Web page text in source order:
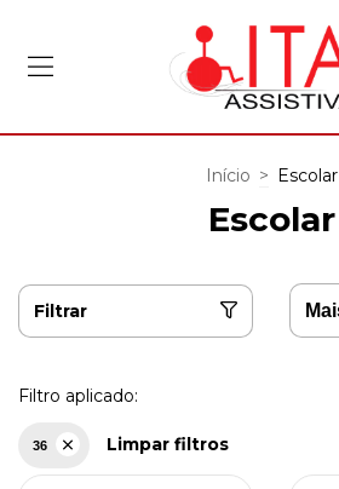
Início > Escolar
Escolar
Filtrar
Filtro aplicado:
36 Limpar filtros